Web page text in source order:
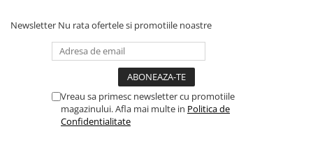
Newsletter Nu rata ofertele si promotiile noastre
Vreau sa primesc newsletter cu promotiile
magazinului. Afla mai multe in Politica de
Confidentialitate